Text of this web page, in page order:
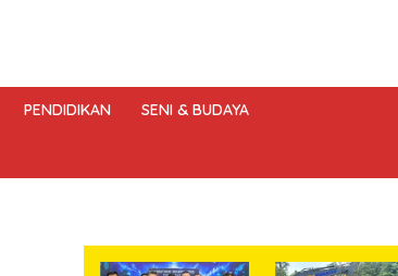
PENDIDIKAN SENI & BUDAYA